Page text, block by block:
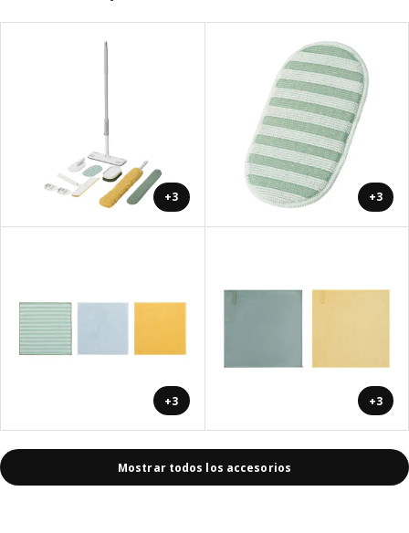
+3 +3
+3 +3
Mostrar todos los accesorios